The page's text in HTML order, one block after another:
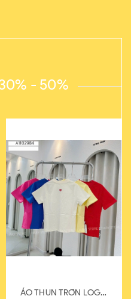
- 50%
ÁO THUN TRƠN LOGO